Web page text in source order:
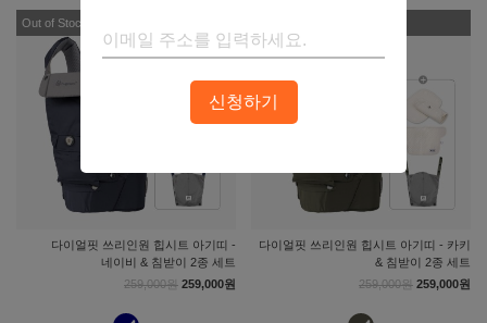
Out of Stock
다이얼핏 쓰리인원 힙시트 아기띠 -
네이비 & 침받이 2종 세트
259,000원 259,000원
다이얼핏 쓰리인원 힙시트 아기띠 - 카키
& 침받이 2종 세트
259,000원 259,000원
신청하기